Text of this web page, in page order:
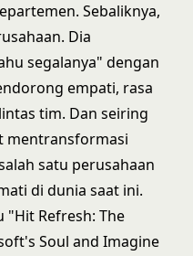
Sebaliknya,
Dia
segalanya" dengan
empati, rasa
tim. Dan seiring
mentransformasi
satu perusahaan
di dunia saat ini.
"Hit Refresh: The
Soul and Imagine